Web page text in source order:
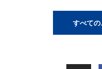
すべて